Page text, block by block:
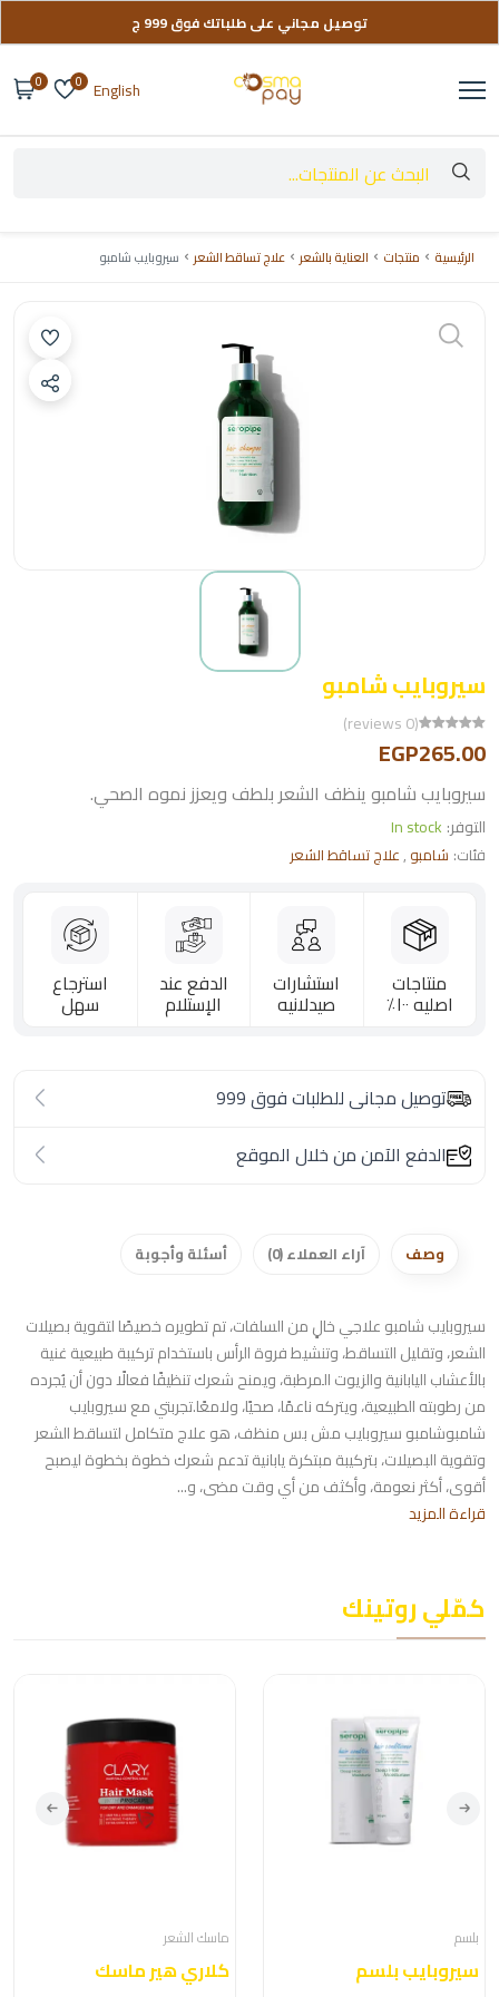
توصيل مجاني على طلباتك فوق 999 ج
تواصل معانا لو عندك أي استفسار
English
0
0
الرئيسية منتجات العناية بالشعر علاج تساقط الشعر سيروبايب شامبو
سيروبايب شامبو
(0 reviews)
EGP265.00
سيروبايب شامبو ينظف الشعر بلطف ويعزز نموه الصحي.
التوفر: In stock
فئات: شامبو ,علاج تساقط الشعر
منتاجات
اصليه ١٠٠٪؜
استشارات
صيدلانيه
الدفع عند
الإستلام
استرجاع
سهل
توصيل مجانى للطلبات فوق 999
الدفع الآمن من خلال الموقع
وصف آراء العملاء (0) أسئلة وأجوبة
سيروبايب شامبو علاجي خالٍ من السلفات، تم تطويره خصيصًا لتقوية بصيلات
الشعر، وتقليل التساقط، وتنشيط فروة الرأس باستخدام تركيبة طبيعية غنية
بالأعشاب اليابانية والزيوت المرطبة، ويمنح شعرك تنظيفًا فعالًا دون أن يُجرده
من رطوبته الطبيعية، ويتركه ناعمًا، صحيًا، ولامعًا.تجربتي مع سيروبايب
شامبوشامبو سيروبايب مش بس منظف، هو علاج متكامل لتساقط الشعر
وتقوية البصيلات، بتركيبة مبتكرة يابانية تدعم شعرك خطوة بخطوة ليصبح
أقوى، أكثر نعومة، وأكثف من أي وقت مضى، و...
قراءة المزيد
كمّلي روتينك
بلسم
سيروبايب بلسم
ماسك الشعر
كلاري هير ماسك